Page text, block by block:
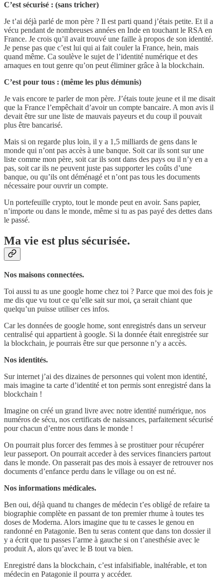
C’est sécurisé : (sans tricher)
Je t’ai déjà parlé de mon père ? Il est parti quand j’étais petite. Et il a
vécu pendant de nombreuses années en Inde en touchant le RSA en
France. Je crois qu’il avait trouvé une faille à propos de son identité.
Je pense pas que c’est lui qui ai fait couler la France, hein, mais
quand même. Ca soulève le sujet de l’identité numérique et des
arnaques en tout genre qu’on peut éliminer grâce à la blockchain.
C’est pour tous : (même les plus démunis)
Je vais encore te parler de mon père. J’étais toute jeune et il me disait
que la France l’empêchait d’avoir un compte bancaire. A mon avis il
devait être sur une liste de mauvais payeurs et du coup il pouvait
plus être bancarisé.
Mais si on regarde plus loin, il y a 1,5 milliards de gens dans le
monde qui n’ont pas accès à une banque. Soit car ils sont sur une
liste comme mon père, soit car ils sont dans des pays ou il n’y en a
pas, soit car ils ne peuvent juste pas supporter les coûts d’une
banque, ou qu’ils ont déménagé et n’ont pas tous les documents
nécessaire pour ouvrir un compte.
Un portefeuille crypto, tout le monde peut en avoir. Sans papier,
n’importe ou dans le monde, même si tu as pas payé des dettes dans
le passé.
Ma vie est plus sécurisée.
Nos maisons connectées.
Toi aussi tu as une google home chez toi ? Parce que moi des fois je
me dis que vu tout ce qu’elle sait sur moi, ça serait chiant que
quelqu’un puisse utiliser ces infos.
Car les données de google home, sont enregistrés dans un serveur
centralisé qui appartient à google. Si la donnée était enregistrée sur
la blockchain, je pourrais être sur que personne n’y a accès.
Nos identités.
Sur internet j’ai des dizaines de personnes qui volent mon identité,
mais imagine ta carte d’identité et ton permis sont enregistré dans la
blockchain !
Imagine on créé un grand livre avec notre identité numérique, nos
numéros de sécu, nos certificats de naissances, parfaitement sécurisé
pour chacun d’entre nous dans le monde !
On pourrait plus forcer des femmes à se prostituer pour récupérer
leur passeport. On pourrait acceder à des services financiers partout
dans le monde. On passerait pas des mois à essayer de retrouver nos
documents d’enfance perdu dans le village ou on est né.
Nos informations médicales.
Ben oui, déjà quand tu changes de médecin t’es obligé de refaire ta
biographie complète en passant de ton premier rhume à toutes tes
doses de Moderna. Alors imagine que tu te casses le genou en
randonné en Patagonie. Ben tu seras content que dans ton dossier il
y a écrit que tu passes l’arme à gauche si on t’anesthésie avec le
produit A, alors qu’avec le B tout va bien.
Enregistré dans la blockchain, c’est infalsifiable, inaltérable, et ton
médecin en Patagonie il pourra y accéder.